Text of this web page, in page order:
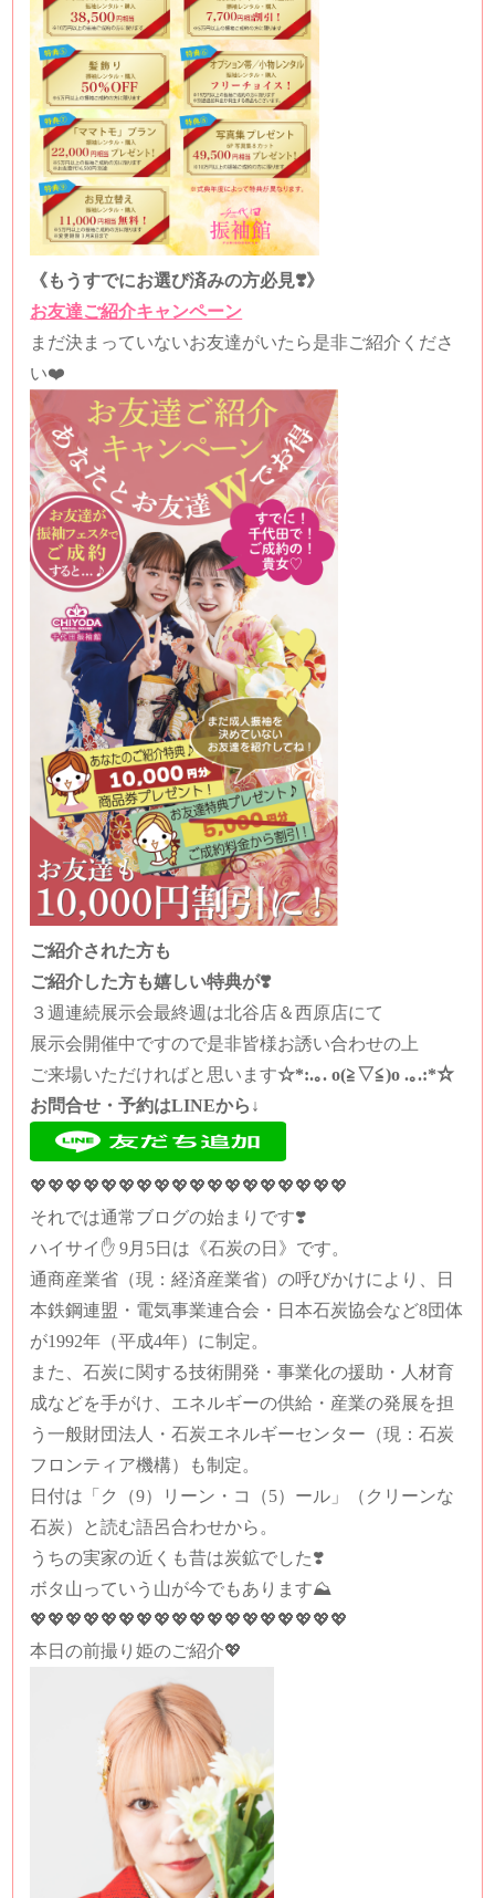
《もうすでにお選び済みの方必見❣️》
お友達ご紹介キャンペーン
まだ決まっていないお友達がいたら是非ご紹介くださ
い❤️
ご紹介された方も
ご紹介した方も嬉しい特典が❣️
３週連続展示会最終週は北谷店＆西原店にて
展示会開催中ですので是非皆様お誘い合わせの上
ご来場いただければと思います☆*:.｡. o(≧▽≦)o .｡.:*☆
お問合せ・予約はLINEから↓
💖💖💖💖💖💖💖💖💖💖💖💖💖💖💖💖💖💖
それでは通常ブログの始まりです❣️
ハイサイ✋ 9月5日は《石炭の日》です。
通商産業省（現：経済産業省）の呼びかけにより、日
本鉄鋼連盟・電気事業連合会・日本石炭協会など8団体
が1992年（平成4年）に制定。
また、石炭に関する技術開発・事業化の援助・人材育
成などを手がけ、エネルギーの供給・産業の発展を担
う一般財団法人・石炭エネルギーセンター（現：石炭
フロンティア機構）も制定。
日付は「ク（9）リーン・コ（5）ール」（クリーンな
石炭）と読む語呂合わせから。
うちの実家の近くも昔は炭鉱でした❣️
ボタ山っていう山が今でもあります⛰️
💖💖💖💖💖💖💖💖💖💖💖💖💖💖💖💖💖💖
本日の前撮り姫のご紹介💖